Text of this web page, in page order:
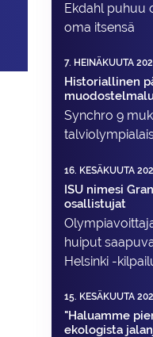
Ekdahl puhuu
oma itsensä
7. HEINÄKUUTA
Historiallinen
Synchro 9
16. KESÄKUUTA
ISU nimesi
osallistujat
huiput
Helsinki -
15. KESÄKUUTA
"Haluamme
ekologista